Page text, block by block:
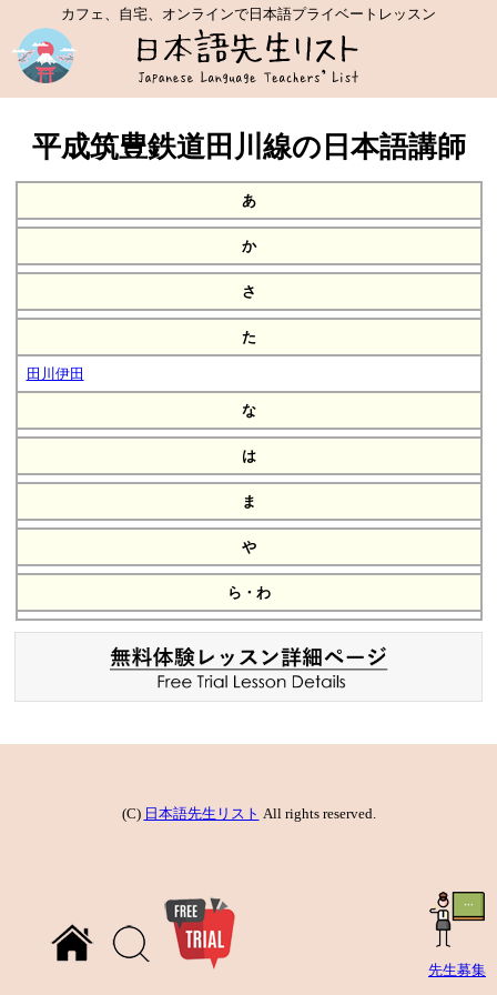
先生募集
カフェ、自宅、オンラインで日本語プライベートレッスン
平成筑豊鉄道田川線の日本語講師
あ
か
さ
た
田川伊田
な
は
ま
や
ら・わ
(C) 日本語先生リスト All rights reserved.